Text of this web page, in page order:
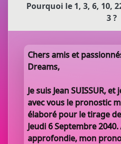
Pourquoi le 1, 3, 6, 10,
3 ?
Chers amis et
Dreams,
Je suis Jean SUISSUR,
avec vous le pronostic
élaboré pour le tirage
Jeudi 6 Septembre
approfondie, mon